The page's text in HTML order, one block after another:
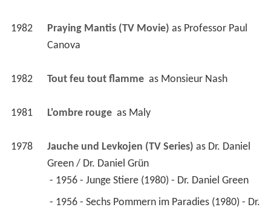
1982 Praying Mantis (TV Movie) as Professor Paul
Canova
1982 Tout feu tout flamme as Monsieur Nash
1981 L'ombre rouge as Maly
1978 Jauche und Levkojen (TV Series) as Dr. Daniel
Green / Dr. Daniel Grün
- 1956 - Junge Stiere (1980) - Dr. Daniel Green